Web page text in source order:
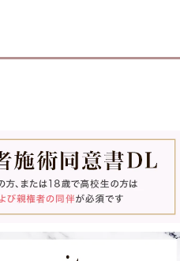
ウルトラセルQプラス
医療脱毛